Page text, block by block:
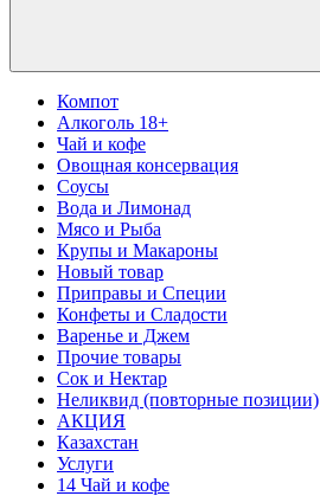
Компот
Алкоголь 18+
Чай и кофе
Овощная консервация
Соусы
Вода и Лимонад
Мясо и Рыба
Крупы и Макароны
Новый товар
Приправы и Специи
Конфеты и Сладости
Варенье и Джем
Прочие товары
Сок и Нектар
Неликвид (повторные позиции)
АКЦИЯ
Казахстан
Услуги
14 Чай и кофе